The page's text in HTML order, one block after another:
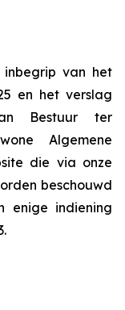
inbegrip van het
en het verslag
Bestuur ter
Algemene
die via onze
beschouwd
enige indiening